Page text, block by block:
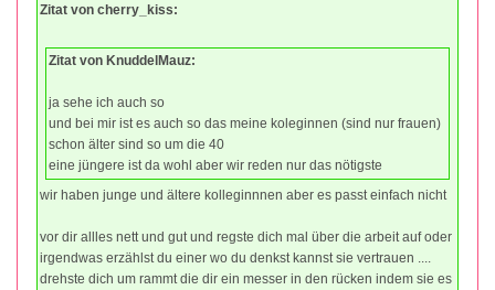
Zitat von cherry_kiss:
Zitat von KnuddelMauz:
ja sehe ich auch so
und bei mir ist es auch so das meine koleginnen (sind nur frauen)
schon älter sind so um die 40
eine jüngere ist da wohl aber wir reden nur das nötigste
wir haben junge und ältere kolleginnnen aber es passt einfach nicht
vor dir allles nett und gut und regste dich mal über die arbeit auf oder
irgendwas erzählst du einer wo du denkst kannst sie vertrauen ....
drehste dich um rammt die dir ein messer in den rücken indem sie es